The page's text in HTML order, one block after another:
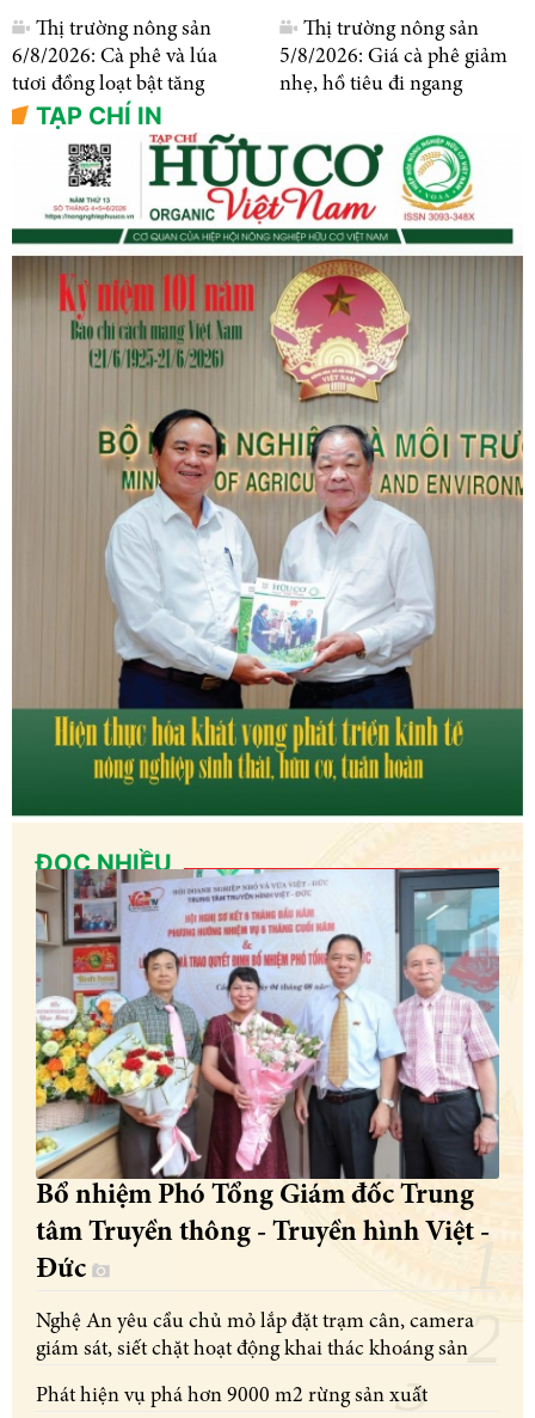
Thị trường nông sản
6/8/2026: Cà phê và lúa
tươi đồng loạt bật tăng
Thị trường nông sản
5/8/2026: Giá cà phê giảm
nhẹ, hồ tiêu đi ngang
TẠP CHÍ IN
ĐỌC NHIỀU
Bổ nhiệm Phó Tổng Giám đốc Trung
tâm Truyền thông - Truyền hình Việt -
Đức
Nghệ An yêu cầu chủ mỏ lắp đặt trạm cân, camera
giám sát, siết chặt hoạt động khai thác khoáng sản
Phát hiện vụ phá hơn 9000 m2 rừng sản xuất